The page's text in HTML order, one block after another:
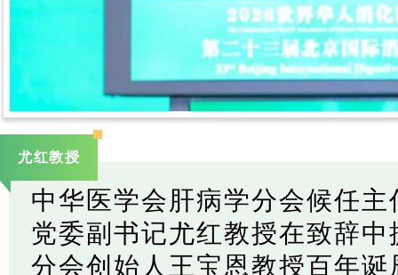
尤红教授
中华医学会肝病学分会候任
党委副书记尤红教授在致辞
分会创始人王宝恩教授百年